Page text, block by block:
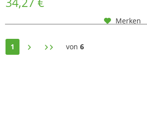
Merken
1 von 6